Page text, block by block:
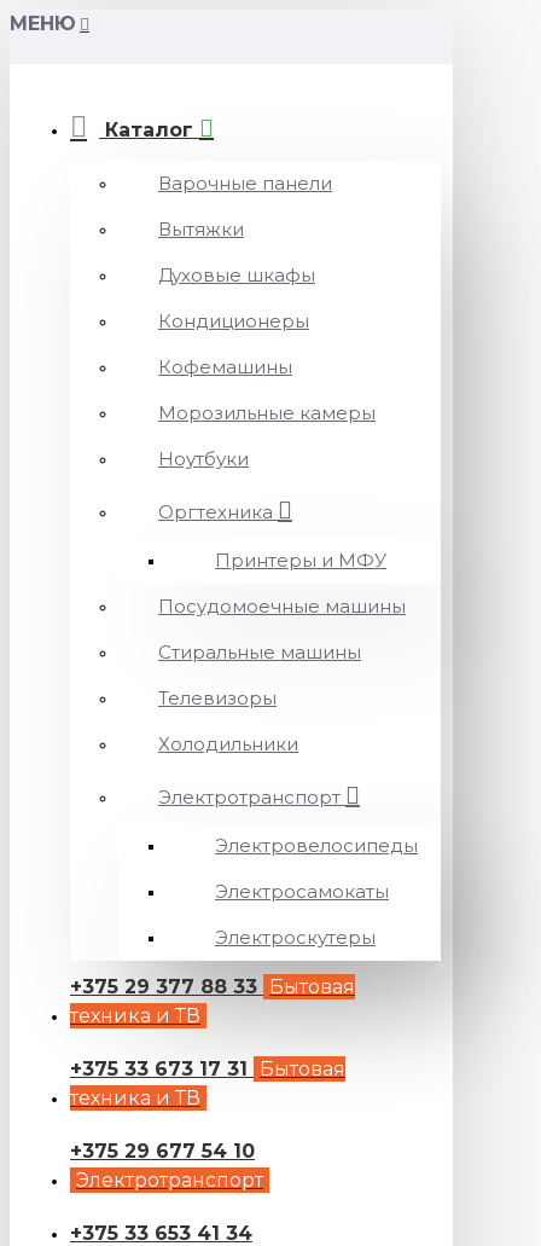
МЕНЮ
Каталог
Варочные панели
Вытяжки
Духовые шкафы
Кондиционеры
Кофемашины
Морозильные камеры
Ноутбуки
Оргтехника
Принтеры и МФУ
Посудомоечные машины
Стиральные машины
Телевизоры
Холодильники
Электротранспорт
Электровелосипеды
Электросамокаты
Электроскутеры
+375 29 377 88 33 Бытовая
техника и ТВ
+375 33 673 17 31
Бытовая
техника и ТВ
+375 29 677 54 10
Электротранспорт
+375 33 653 41 34